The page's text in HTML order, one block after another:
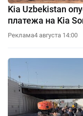
Kia Uzbekistan
платежа на Kia
Реклама4 августа 14:00